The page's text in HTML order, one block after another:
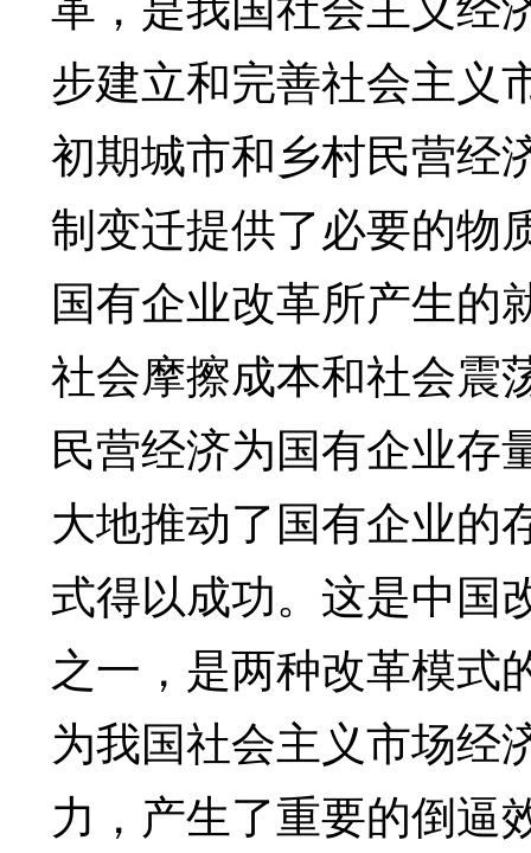
步建立和完善社会主义
初期城市和乡村民营经
制变迁提供了必要的物
国有企业改革所产生的
社会摩擦成本和社会震
民营经济为国有企业存
大地推动了国有企业的
式得以成功。这是中国
之一，是两种改革模式
为我国社会主义市场经
力，产生了重要的倒逼